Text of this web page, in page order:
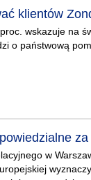
klientów
wskazuje na
o państwową
w